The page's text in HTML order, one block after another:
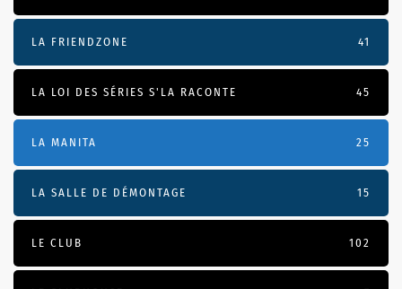
LA FRIENDZONE 41
LA LOI DES SÉRIES S'LA RACONTE 45
LA MANITA 25
LA SALLE DE DÉMONTAGE 15
LE CLUB 102